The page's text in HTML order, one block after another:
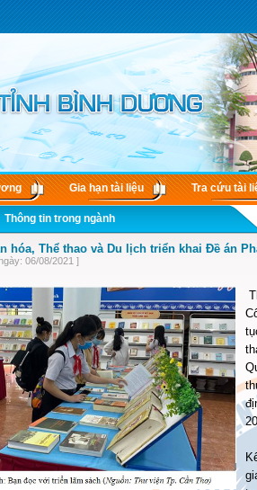
Gia hạn tài liệu Tra cứu tài
Thông tin trong ngành
hóa, Thể thao và Du lịch triển khai Đề án
06/08/2021 ]